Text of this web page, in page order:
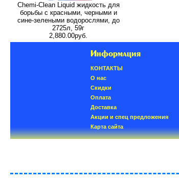
Chemi-Clean Liquid жидкость для
борьбы с красными, черными и
сине-зелеными водорослями, до
2725л, 59г
2,880.00руб.
Информация
КОНТАКТЫ
О нас
Скидки
Oплатa
Доставка
Акции и спец предложения
Карта сайта